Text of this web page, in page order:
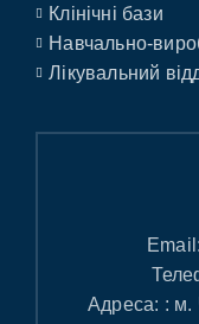
Клінічні бази
Навчально-
Лікувальний
Адреса: : м.